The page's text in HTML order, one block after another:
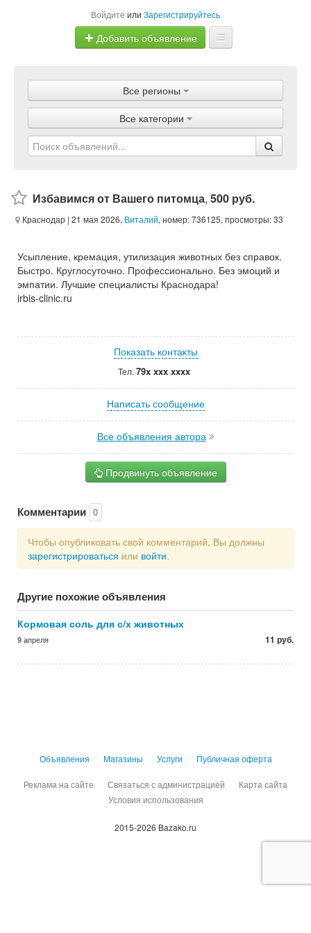
Войдите или Зарегистрируйтесь
Добавить объявление
Объявления
Магазины
Услуги
Все регионы
Все категории
Избавимся от Вашего питомца, 500 руб.
Краснодар | 21 мая 2026, Виталий, номер: 736125, просмотры: 33
Усыпление, кремация, утилизация животных без справок.
Быстро. Круглосуточно. Профессионально. Без эмоций и
эмпатии. Лучшие специалисты Краснодара!
irbis-clinic.ru
Показать контакты
Тел. 79x xxx xxxx
Написать сообщение
Все объявления автора
Продвинуть объявление
Комментарии 0
Чтобы опубликовать свой комментарий, Вы должны
зарегистрироваться или войти.
Другие похожие объявления
Кормовая соль для с/х животных
9 апреля 11 руб.
Объявления Магазины Услуги Публичная оферта
Реклама на сайте Связаться с администрацией
Карта сайта
Условия использования
2015-2026 Bazako.ru